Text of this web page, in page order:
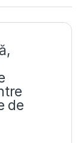
de